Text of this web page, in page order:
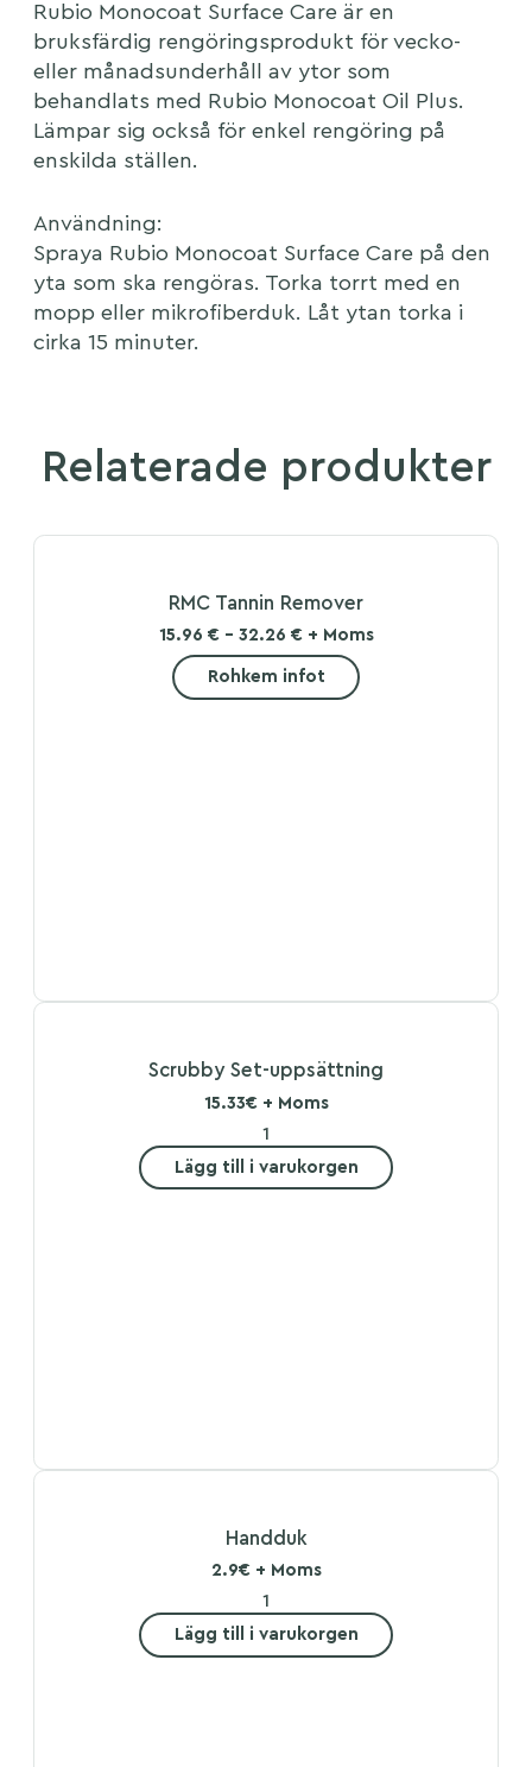
Rubio Monocoat Surface Care är en
bruksfärdig rengöringsprodukt för vecko-
eller månadsunderhåll av ytor som
behandlats med Rubio Monocoat Oil Plus.
Lämpar sig också för enkel rengöring på
enskilda ställen.
Användning:
Spraya Rubio Monocoat Surface Care på den
yta som ska rengöras. Torka torrt med en
mopp eller mikrofiberduk. Låt ytan torka i
cirka 15 minuter.
Relaterade produkter
RMC Tannin Remover
15.96 € - 32.26 € + Moms
Rohkem infot
Scrubby Set-uppsättning
15.33€ + Moms
Lägg till i varukorgen
Handduk
2.9€ + Moms
Lägg till i varukorgen